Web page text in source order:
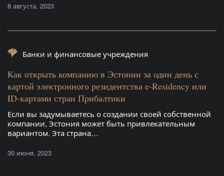
8 августа, 2023
Банки и финансовые учреждения
Как открыть компанию в Эстонии за один день с
картой электронного резидентства e-Residency или
ID-картами стран Прибалтики
Если вы задумываетесь о создании своей собственной
компании, Эстония может быть привлекательным
вариантом. Эта страна…
30 июня, 2023